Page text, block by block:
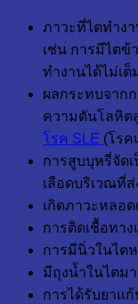
ภาวะที่ไตทำง
เช่น การมีไตข้
ทำงานได้ไม่เ
ผลกระทบจาก
ความดันโลหิต
โรค SLE (โรค
การสูบบุหรี่จัด
เลือดบริเวณที่
เกิดภาวะหลอด
การติดเชื้อทา
การมีนิ่วในไต
มีถุงน้ำในไตม
การได้รับยาแ